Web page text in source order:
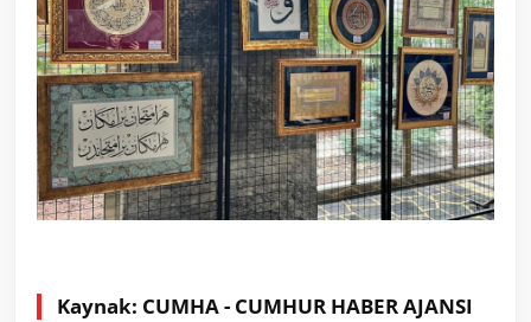
Kaynak: CUMHA - CUMHUR HABER AJANSI